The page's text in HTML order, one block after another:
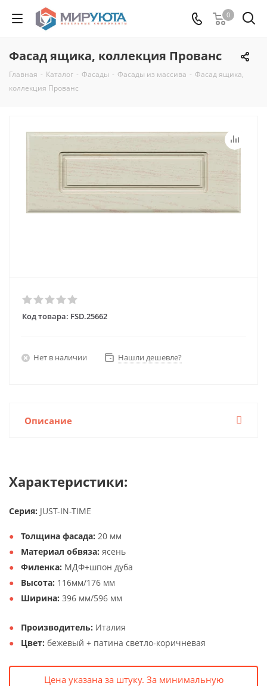
0
Фасад ящика, коллекция Прованс
Главная - Каталог - Фасады - Фасады из массива - Фасад ящика,
коллекция Прованс
Код товара: FSD.25662
Нет в наличии Нашли дешевле?
Описание
Характеристики:
Серия: JUST-IN-TIME
Толщина фасада: 20 мм
Материал обвяза: ясень
Филенка: МДФ+шпон дуба
Высота: 116мм/176 мм
Ширина: 396 мм/596 мм
Производитель: Италия
Цвет: бежевый + патина светло-коричневая
Цена указана за штуку. За минимальную